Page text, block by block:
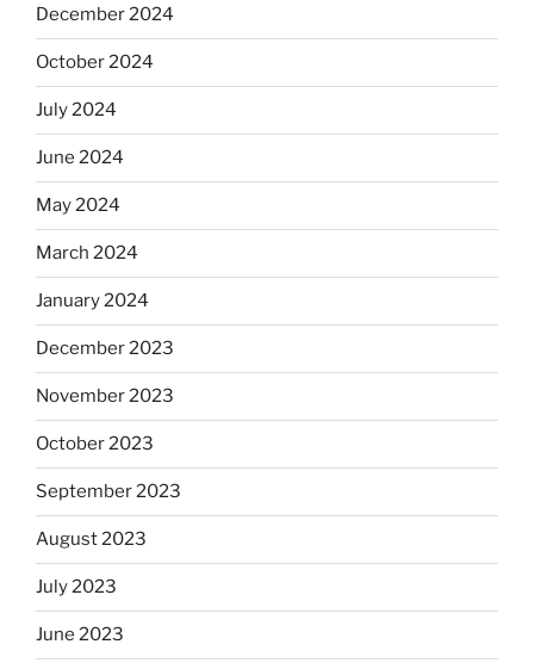
December 2024
October 2024
July 2024
June 2024
May 2024
March 2024
January 2024
December 2023
November 2023
October 2023
September 2023
August 2023
July 2023
June 2023